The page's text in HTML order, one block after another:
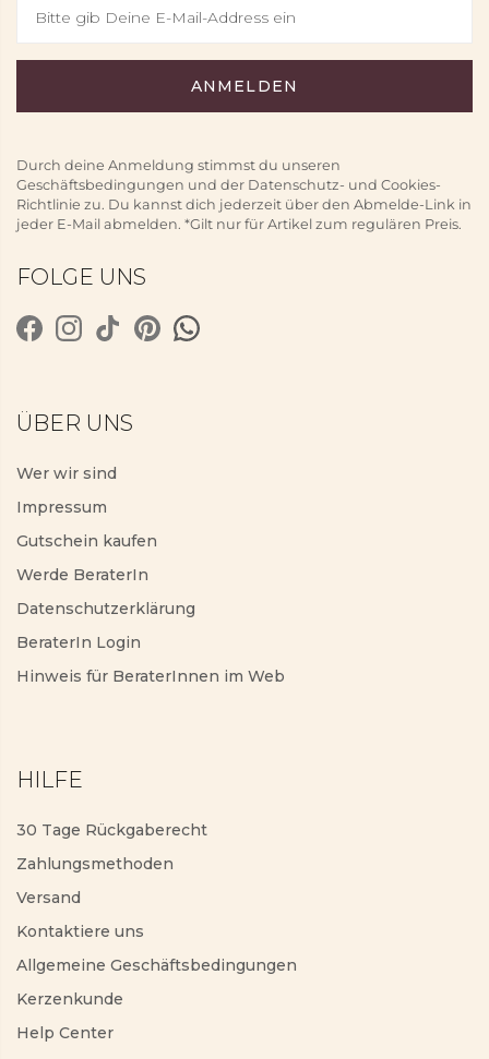
Durch deine Anmeldung stimmst du unseren
Geschäftsbedingungen und der Datenschutz- und Cookies-
Richtlinie zu. Du kannst dich jederzeit über den Abmelde-Link in
jeder E-Mail abmelden. *Gilt nur für Artikel zum regulären Preis.
FOLGE UNS
ÜBER UNS
Wer wir sind
Impressum
Gutschein kaufen
Werde BeraterIn
Datenschutzerklärung
BeraterIn Login
Hinweis für BeraterInnen im Web
HILFE
30 Tage Rückgaberecht
Zahlungsmethoden
Versand
Kontaktiere uns
Allgemeine Geschäftsbedingungen
Kerzenkunde
Help Center